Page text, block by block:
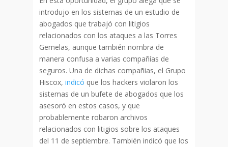
introdujo en los sistemas de un estudio de
abogados que trabajó con litigios
relacionados con los ataques a las Torres
Gemelas, aunque también nombra de
manera confusa a varias compañías de
seguros. Una de dichas compañias, el Grupo
Hiscox, indicó que los hackers violaron los
sistemas de un bufete de abogados que los
asesoró en estos casos, y que
probablemente robaron archivos
relacionados con litigios sobre los ataques
del 11 de septiembre. También indicó que los